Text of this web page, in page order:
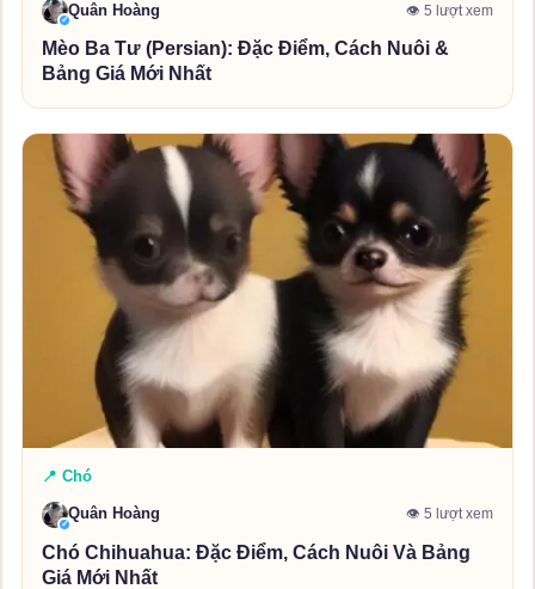
✓
Quân Hoàng 👁 5 lượt xem
Mèo Ba Tư (Persian): Đặc Điểm, Cách Nuôi &
Bảng Giá Mới Nhất
📍 Chó
✓
Quân Hoàng 👁 5 lượt xem
Chó Chihuahua: Đặc Điểm, Cách Nuôi Và Bảng
Giá Mới Nhất